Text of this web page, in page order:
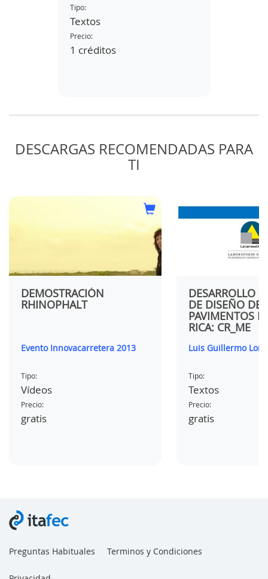
Tipo:
Textos
Precio:
1 créditos
DESCARGAS RECOMENDADAS PARA
TI
DEMOSTRACIÓN
RHINOPHALT
Evento Innovacarretera 2013
Tipo:
Vídeos
Precio:
gratis
DESARROLLO
DE DISEÑO DE
PAVIMENTOS
RICA: CR_ME
Luis Guillermo
Tipo:
Textos
Precio:
gratis
Preguntas Habituales Terminos y Condiciones